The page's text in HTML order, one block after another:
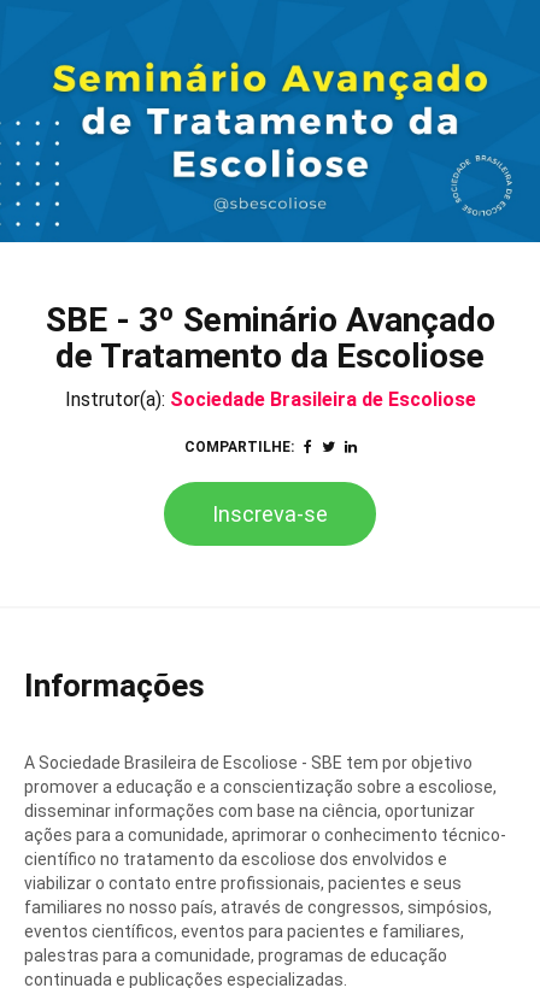
SBE - 3º Seminário Avançado
de Tratamento da Escoliose
Instrutor(a): Sociedade Brasileira de Escoliose
COMPARTILHE:
Inscreva-se
Informações
A Sociedade Brasileira de Escoliose - SBE tem por objetivo
promover a educação e a conscientização sobre a escoliose,
disseminar informações com base na ciência, oportunizar
ações para a comunidade, aprimorar o conhecimento técnico-
científico no tratamento da escoliose dos envolvidos e
viabilizar o contato entre profissionais, pacientes e seus
familiares no nosso país, através de congressos, simpósios,
eventos científicos, eventos para pacientes e familiares,
palestras para a comunidade, programas de educação
continuada e publicações especializadas.